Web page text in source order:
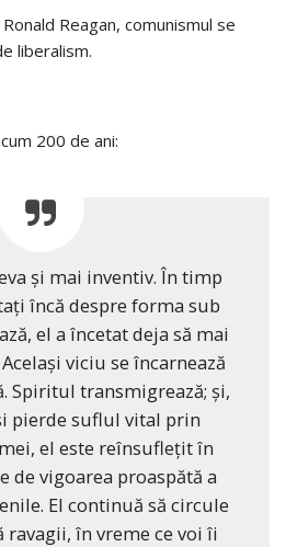
Reagan, comunismul se
liberalism.
200 de ani:
şi mai inventiv. În timp
încă despre forma sub
el a încetat deja să mai
viciu se încarnează
Spiritul transmigrează; şi,
pierde suflul vital prin
el este reînsufleţit în
de vigoarea proaspătă a
El continuă să circule
ravagii, în vreme ce voi îi